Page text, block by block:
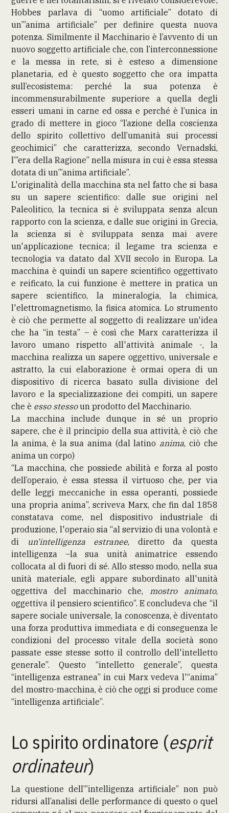
Hobbes parlava di “uomo artificiale” dotato di
un’”anima artificiale” per definire questa nuova
potenza. Similmente il Macchinario è l’avvento di un
nuovo soggetto artificiale che, con l’interconnessione
e la messa in rete, si è esteso a dimensione
planetaria, ed è questo soggetto che ora impatta
sull’ecosistema: perché la sua potenza è
incommensurabilmente superiore a quella degli
esseri umani in carne ed ossa e perché è l’unica in
grado di mettere in gioco “l’azione della coscienza
dello spirito collettivo dell’umanità sui processi
geochimici” che caratterizza, secondo Vernadski,
l’”era della Ragione” nella misura in cui è essa stessa
dotata di un’”anima artificiale”.
L'originalità della macchina sta nel fatto che si basa
su un sapere scientifico: dalle sue origini nel
Paleolitico, la tecnica si è sviluppata senza alcun
rapporto con la scienza, e dalle sue origini in Grecia,
la scienza si è sviluppata senza mai avere
un'applicazione tecnica; il legame tra scienza e
tecnologia va datato dal XVII secolo in Europa. La
macchina è quindi un sapere scientifico oggettivato
e reificato, la cui funzione è mettere in pratica un
sapere scientifico, la mineralogia, la chimica,
l'elettromagnetismo, la fisica atomica. Lo strumento
è ciò che permette al soggetto di realizzare un'idea
che ha “in testa” – è così che Marx caratterizza il
lavoro umano rispetto all'attività animale -, la
macchina realizza un sapere oggettivo, universale e
astratto, la cui elaborazione è ormai opera di un
dispositivo di ricerca basato sulla divisione del
lavoro e la specializzazione dei compiti, un sapere
che è esso stessoun prodotto del Macchinario.
La macchina include dunque in sé un proprio
sapere, che è il principio della sua attività, è ciò che
la anima, è la sua anima (dal latino anima, ciò che
anima un corpo)
“La macchina, che possiede abilità e forza al posto
dell’operaio, è essa stessa il virtuoso che, per via
delle leggi meccaniche in essa operanti, possiede
una propria anima”, scriveva Marx, che fin dal 1858
constatava come, nel dispositivo industriale di
produzione, l'operaio sia “al servizio di una volontà e
di
un'intelligenza estranee, diretto da questa
intelligenza –la sua unità animatrice essendo
collocata al di fuori di sé. Allo stesso modo, nella sua
unità materiale, egli appare subordinato all'unità
oggettiva del macchinario che, mostro animato,
oggettiva il pensiero scientifico”. E concludeva che “il
sapere sociale universale, la conoscenza, è diventato
una forza produttiva immediata e di conseguenza le
condizioni del processo vitale della società sono
passate esse stesse sotto il controllo dell'intelletto
generale”. Questo “intelletto generale”, questa
“intelligenza estranea” in cui Marx vedeva l'“anima”
del mostro-macchina, è ciò che oggi si produce come
“intelligenza artificiale”.
Lo spirito ordinatore (esprit
ordinateur)
La questione dell’”intelligenza artificiale” non può
ridursi all’analisi delle performance di questo o quel